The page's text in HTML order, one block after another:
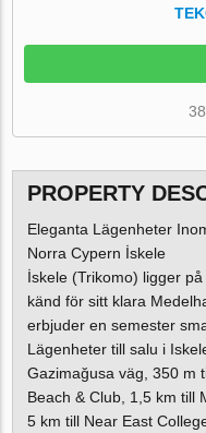
PROPERTY
Eleganta Lägenheter
Norra Cypern İskele
İskele (Trikomo) ligger
känd för sitt klara
erbjuder en semester
Lägenheter till salu i
Gazimağusa väg, 350 m
Beach & Club, 1,5 km till
5 km till Near East